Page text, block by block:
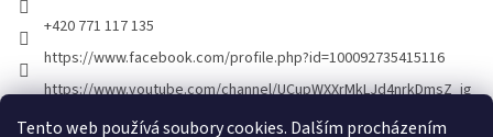
Tento web používá soubory cookies. Dalším procházením
+420 771 117 135
https://www.facebook.com/profile.php?id=100092735415116
https://www.youtube.com/channel/UCupWXXrMkLJd4nrkDmsZ_ig